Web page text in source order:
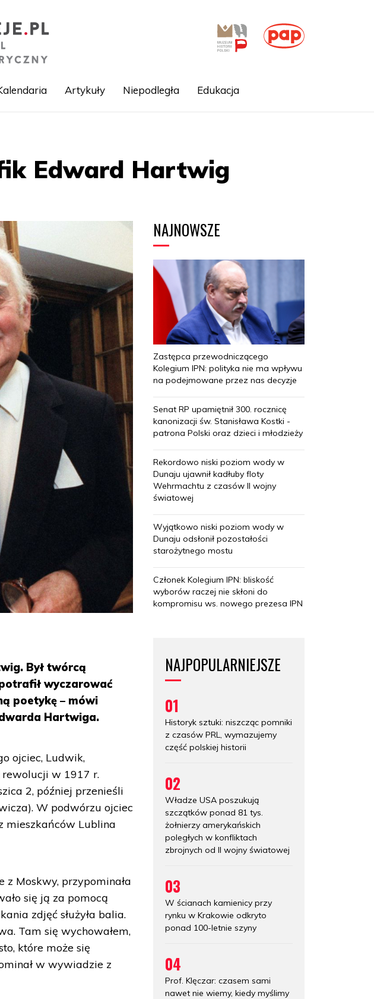
Artykuły Niepodległa Edukacja
Edward Hartwig
Był twórcą
wyczarować
poetykę – mówi
Hartwiga.
ojciec, Ludwik,
rewolucji w 1917 r.
2, później przenieśli
W podwórzu ojciec
mieszkańców Lublina
Moskwy, przypominała
się ją za pomocą
zdjęć służyła balia.
Tam się wychowałem,
które może się
w wywiadzie z
NAJNOWSZE
Zastępca przewodniczącego
Kolegium IPN: polityka nie ma wpływu
na podejmowane przez nas decyzje
Senat RP upamiętnił 300. rocznicę
kanonizacji św. Stanisława Kostki -
patrona Polski oraz dzieci i młodzieży
Rekordowo niski poziom wody w
Dunaju ujawnił kadłuby floty
Wehrmachtu z czasów II wojny
światowej
Wyjątkowo niski poziom wody w
Dunaju odsłonił pozostałości
starożytnego mostu
Członek Kolegium IPN: bliskość
wyborów raczej nie skłoni do
kompromisu ws. nowego prezesa IPN
NAJPOPULARNIEJSZE
01
Historyk sztuki: niszcząc pomniki
z czasów PRL, wymazujemy
część polskiej historii
02
Władze USA poszukują
szczątków ponad 81 tys.
żołnierzy amerykańskich
poległych w konfliktach
zbrojnych od II wojny światowej
03
W ścianach kamienicy przy
rynku w Krakowie odkryto
ponad 100-letnie szyny
04
Prof. Klęczar: czasem sami
nawet nie wiemy, kiedy myślimy